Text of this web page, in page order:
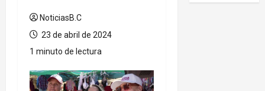
NoticiasB.C
23 de abril de 2024
1 minuto de lectura